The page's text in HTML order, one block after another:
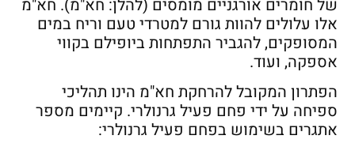
של חומרים אורגניים מומסים (להלן: חא"מ). חא"מ
אלו עלולים להוות גורם למטרדי טעם וריח במים
המסופקים, להגביר התפתחות ביופילם בקווי
אספקה, ועוד.
הפתרון המקובל להרחקת חא"מ הינו תהליכי
ספיחה על ידי פחם פעיל גרנולרי. קיימים מספר
אתגרים בשימוש בפחם פעיל גרנולרי: